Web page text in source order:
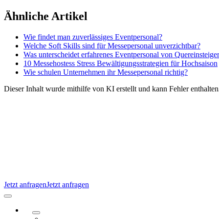
Zum
Inhalt
Jetzt anfragenJetzt anfragen
Navigation
Ähnliche Artikel
Wie findet man zuverlässiges Eventpersonal?
Welche Soft Skills sind für Messepersonal unverzichtbar?
Was unterscheidet erfahrenes Eventpersonal von
10 Messehostess Stress Bewältigungsstrategien für Hochsaison
Wie schulen Unternehmen ihr Messepersonal richtig?
Dieser Inhalt wurde mithilfe von KI erstellt und kann Fehler